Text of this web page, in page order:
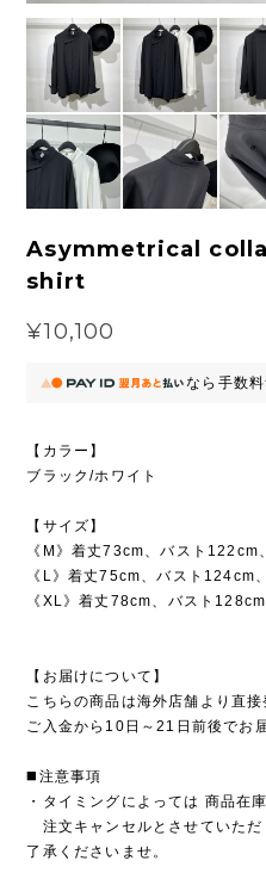
Asymmetrical
shirt
¥10,100
なら 手数
【カラー】
ブラック/ホワイト
【サイズ】
《M》着丈73cm、バスト
《L》着丈75cm、バスト124cm
《XL》着丈78cm、バスト
【お届けについて】
こちらの商品は海外店舗より直接
ご入金から10日～21日前後でお
◼️注意事項
・タイミングによっては 商品在
注文キャンセルとさせていただ
了承くださいませ。